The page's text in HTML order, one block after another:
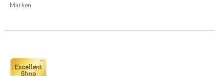
Marken